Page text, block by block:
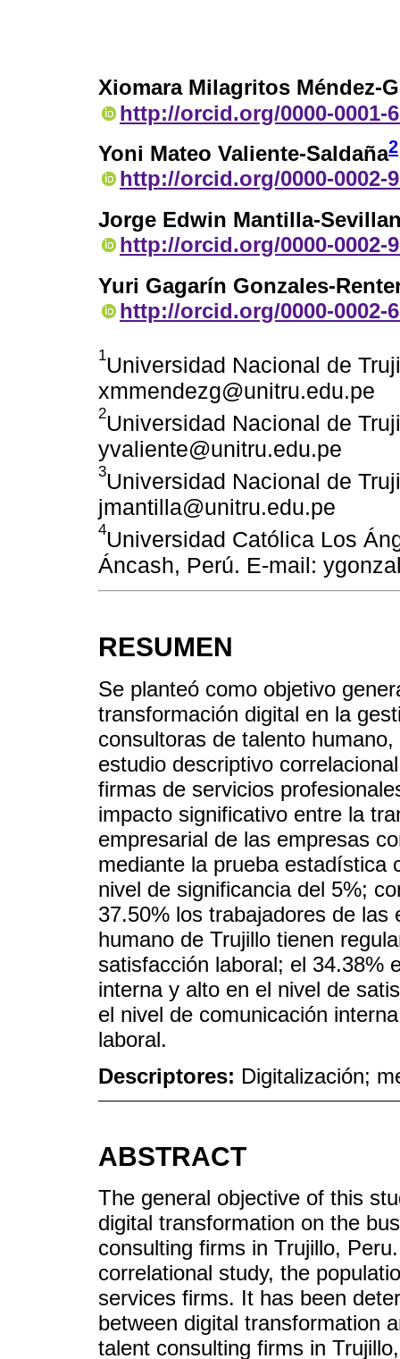
Xiomara Milagritos Méndez-
http://orcid.org/0000-0001-
Yoni Mateo Valiente-Saldaña2
http://orcid.org/0000-0002-
Jorge Edwin Mantilla-
http://orcid.org/0000-0002-
Yuri Gagarín Gonzales-
http://orcid.org/0000-0002-
1Universidad Nacional de
xmmendezg@unitru.edu.pe
2Universidad Nacional de
yvaliente@unitru.edu.pe
3Universidad Nacional de
jmantilla@unitru.edu.pe
4Universidad Católica Los
Áncash, Perú. E-mail:
RESUMEN
Se planteó como objetivo
transformación digital en la
consultoras de talento
estudio descriptivo
firmas de servicios
impacto significativo entre la
empresarial de las empresas
mediante la prueba estadística
nivel de significancia del 5%;
37.50% los trabajadores de
humano de Trujillo tienen
satisfacción laboral; el 34.38%
interna y alto en el nivel de
el nivel de comunicación
laboral.
Descriptores: Digitalización;
ABSTRACT
The general objective of this
digital transformation on the
consulting firms in Trujillo,
correlational study, the
services firms. It has been
between digital transformation
talent consulting firms in